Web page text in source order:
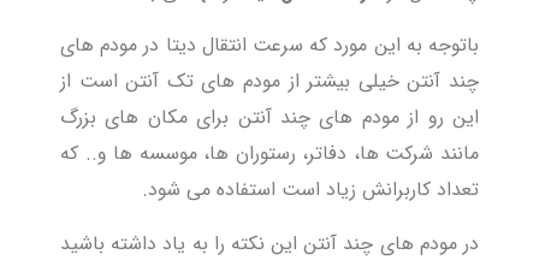
باتوجه به این مورد که سرعت انتقال دیتا در مودم های
چند آنتن خیلی بیشتر از مودم های تک آنتن است از
این رو از مودم های چند آنتن برای مکان های بزرگ
مانند شرکت ها، دفاتر، رستوران ها، موسسه ها و.. که
تعداد کاربرانش زیاد است استفاده می شود.
در مودم های چند آنتن این نکته را به یاد داشته باشید